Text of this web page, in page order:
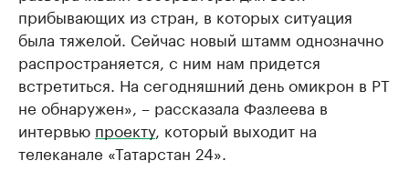
прибывающих из стран, в которых ситуация
была тяжелой. Сейчас новый штамм однозначно
распространяется, с ним нам придется
встретиться. На сегодняшний день омикрон в РТ
не обнаружен», – рассказала Фазлеева в
интервью проекту, который выходит на
телеканале «Татарстан 24».